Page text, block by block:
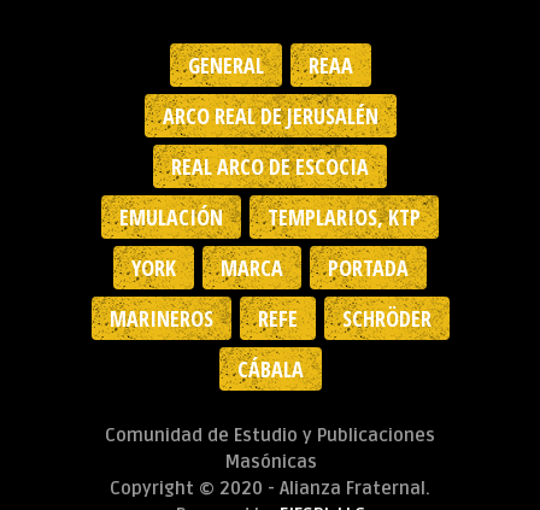
GENERAL
REAA
ARCO REAL DE JERUSALÉN
REAL ARCO DE ESCOCIA
EMULACIÓN
TEMPLARIOS, KTP
YORK
MARCA
PORTADA
MARINEROS
REFE
SCHRÖDER
CÁBALA
Comunidad de Estudio y Publicaciones
Masónicas
Copyright © 2020 - Alianza Fraternal.